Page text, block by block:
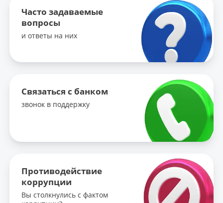
Часто задаваемые
вопросы
и ответы на них
Связаться с банком
звонок в поддержку
Противодействие
коррупции
Вы столкнулись с фактом